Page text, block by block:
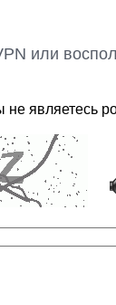
или
не являетесь